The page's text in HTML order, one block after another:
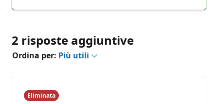
2 risposte aggiuntive
Ordina per: Più utili
Eliminata